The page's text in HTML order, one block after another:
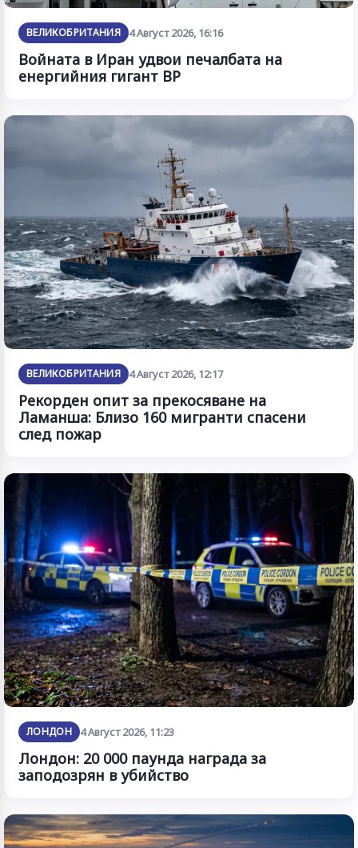
ВЕЛИКОБРИТАНИЯ 4 Август 2026, 16:16
Войната в Иран удвои печалбата на
енергийния гигант BP
ВЕЛИКОБРИТАНИЯ 4 Август 2026, 12:17
Рекорден опит за прекосяване на
Ламанша: Близо 160 мигранти спасени
след пожар
ЛОНДОН 4 Август 2026, 11:23
Лондон: 20 000 паунда награда за
заподозрян в убийство